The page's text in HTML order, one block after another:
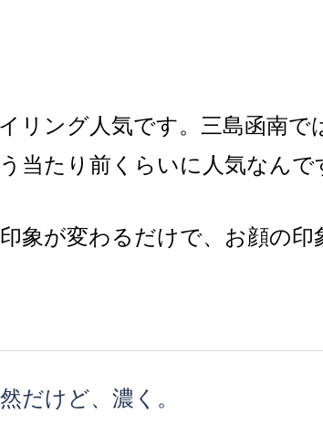
リング人気です。三島函南
当たり前くらいに人気なんで
象が変わるだけで、お顔の
だけど、濃く。